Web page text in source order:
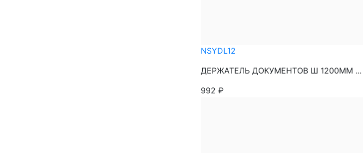
NSYDL12
ДЕРЖАТЕЛЬ ДОКУМЕНТОВ Ш 1200ММ ...
992 ₽